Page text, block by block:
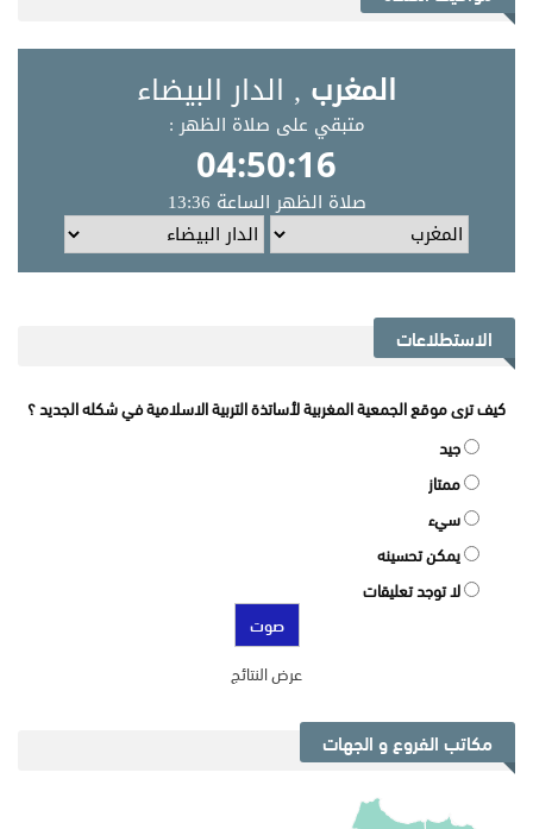
الاستطلاعات
كيف ترى موقع الجمعية المغربية لأساتذة التربية الاسلامية في شكله الجديد ؟
جيد
ممتاز
سيء
يمكن تحسينه
لا توجد تعليقات
عرض النتائج
مكاتب الفروع و الجهات